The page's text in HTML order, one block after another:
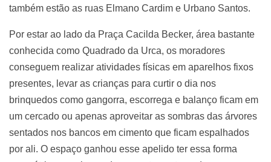
também estão as ruas Elmano Cardim e Urbano Santos.
Por estar ao lado da Praça Cacilda Becker, área bastante
conhecida como Quadrado da Urca, os moradores
conseguem realizar atividades físicas em aparelhos fixos
presentes, levar as crianças para curtir o dia nos
brinquedos como gangorra, escorrega e balanço ficam em
um cercado ou apenas aproveitar as sombras das árvores
sentados nos bancos em cimento que ficam espalhados
por ali. O espaço ganhou esse apelido ter essa forma